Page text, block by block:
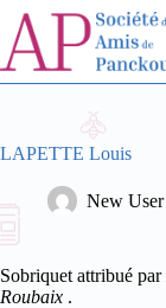
Passer
contenu
LAPETTE Louis
New User
Sobriquet attribué par
Roubaix .